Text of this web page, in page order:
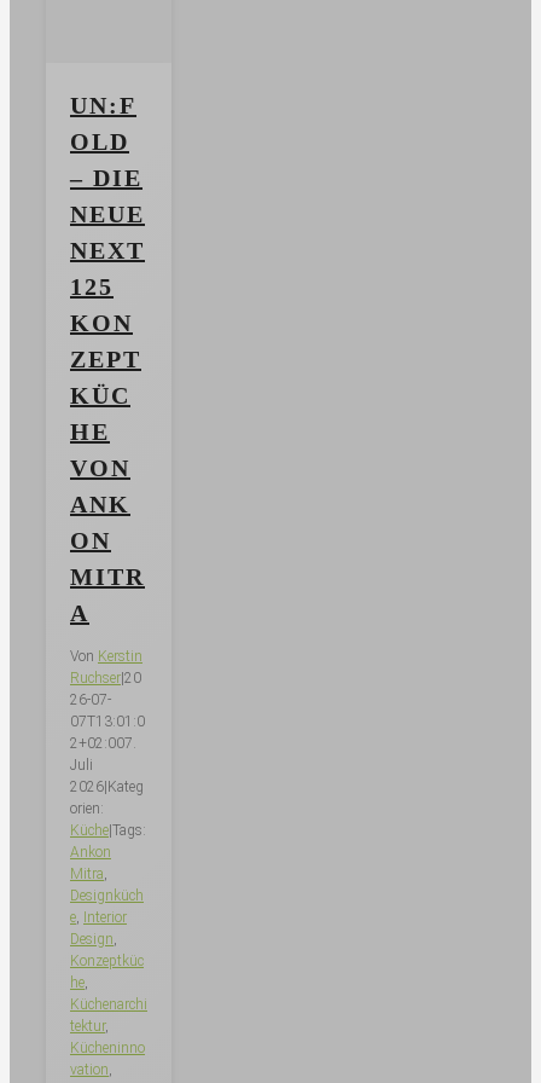
UN:F
OLD
– DIE
NEUE
NEXT
125
KON
ZEPT
KÜC
HE
VON
ANK
ON
MITR
A
Von Kerstin
Ruchser 20
26-07-
07T13:01:0
2+02:007.
Juli
2026 Kateg
orien:
Küche Tags:
Ankon
Mitra,
Designküch
e, Interior
Design,
Konzeptküc
he,
Küchenarchi
tektur,
Kücheninno
vation,